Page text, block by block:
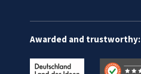
Awarded and trustworthy: